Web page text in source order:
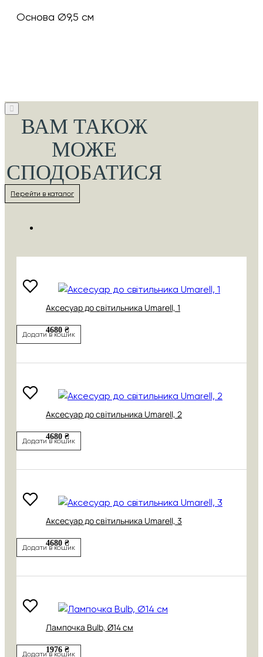
Основа Ø9,5 см
ВАМ ТАКОЖ
МОЖЕ
СПОДОБАТИСЯ
Перейти в каталог
Аксесуар до світильника Umarell, 1
4680 ₴
Додати в кошик
Аксесуар до світильника Umarell, 2
4680 ₴
Додати в кошик
Аксесуар до світильника Umarell, 3
4680 ₴
Додати в кошик
Лампочка Bulb, Ø14 см
1976 ₴
Додати в кошик